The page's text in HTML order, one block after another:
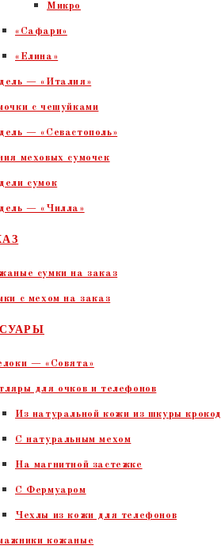
Микро
«Сафари»
«Елина»
— «Италия»
с чешуйками
— «Севастополь»
меховых сумочек
сумок
— «Чилла»
сумки на заказ
с мехом на заказ
— «Совята»
для очков и телефонов
Из натуральной кожи из шкуры
С натуральным мехом
На магнитной застежке
С Фермуаром
Чехлы из кожи для телефонов
кожаные